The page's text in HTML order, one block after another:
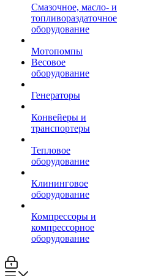
Смазочное, масло- и
топливораздаточное
оборудование
Мотопомпы
Весовое
оборудование
Генераторы
Конвейеры и
транспортеры
Тепловое
оборудование
Клининговое
оборудование
Компрессоры и
компрессорное
оборудование